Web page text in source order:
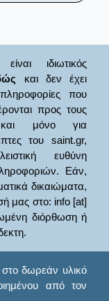
ιδιωτικός
και δεν έχει
που
προς τους
και μόνο για
του saint.gr,
ευθύνη
Εάν,
δικαιώματα,
μας στο: info [at]
διόρθωση ή
δωρεάν υλικό
από τον